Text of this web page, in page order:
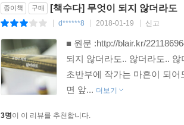
종이책 구매 [책수다] 무엇이 되지 않더라도
d******8 2018-01-19 신고
■ 원문 :http://blair.kr/
되지 않더라도.. 않더라도..
초반부에 작가는 마흔이 되
면 앞... 더보기
3명이 이 리뷰를 추천합니다.